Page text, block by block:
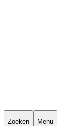
Zoeken Menu